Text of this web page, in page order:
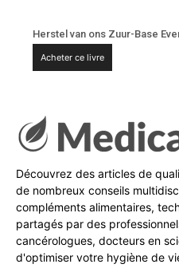
Herstel van ons Zuur-Base
Acheter ce livre
Découvrez des articles de
de nombreux conseils
compléments alimentaires,
partagés par des
cancérologues, docteurs en
d'optimiser votre hygiène de